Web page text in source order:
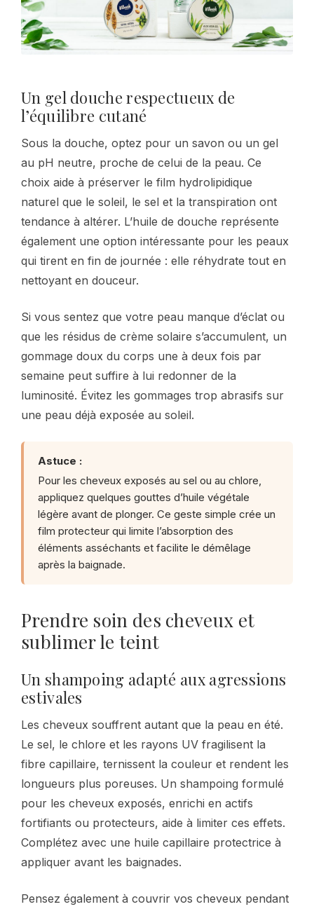
Un gel douche respectueux de
l’équilibre cutané
Sous la douche, optez pour un savon ou un gel
au pH neutre, proche de celui de la peau. Ce
choix aide à préserver le film hydrolipidique
naturel que le soleil, le sel et la transpiration ont
tendance à altérer. L’huile de douche représente
également une option intéressante pour les peaux
qui tirent en fin de journée : elle réhydrate tout en
nettoyant en douceur.
Si vous sentez que votre peau manque d’éclat ou
que les résidus de crème solaire s’accumulent, un
gommage doux du corps une à deux fois par
semaine peut suffire à lui redonner de la
luminosité. Évitez les gommages trop abrasifs sur
une peau déjà exposée au soleil.
Astuce :
Pour les cheveux exposés au sel ou au chlore,
appliquez quelques gouttes d’huile végétale
légère avant de plonger. Ce geste simple crée un
film protecteur qui limite l’absorption des
éléments asséchants et facilite le démêlage
après la baignade.
Prendre soin des cheveux et
sublimer le teint
Un shampoing adapté aux agressions
estivales
Les cheveux souffrent autant que la peau en été.
Le sel, le chlore et les rayons UV fragilisent la
fibre capillaire, ternissent la couleur et rendent les
longueurs plus poreuses. Un shampoing formulé
pour les cheveux exposés, enrichi en actifs
fortifiants ou protecteurs, aide à limiter ces effets.
Complétez avec une huile capillaire protectrice à
appliquer avant les baignades.
Pensez également à couvrir vos cheveux pendant